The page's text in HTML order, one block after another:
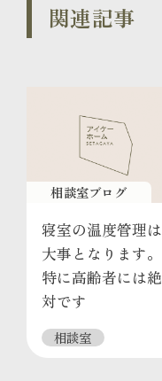
関連記事
相談室ブログ
寝室の温度管理は
大事となります。
特に高齢者には絶
対です
相談室